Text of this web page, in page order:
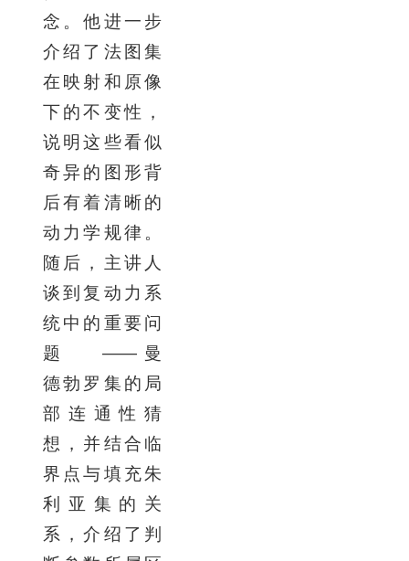
念。他进一步
介绍了法图集
在映射和原像
下的不变性，
说明这些看似
奇异的图形背
后有着清晰的
动力学规律。
随后，主讲人
谈到复动力系
统中的重要问
题
——曼
德勃罗集的局
部连通性猜
想，并结合临
界点与填充朱
利亚集的关
系，介绍了判